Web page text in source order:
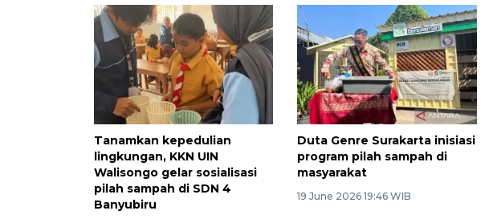
Tanamkan kepedulian
lingkungan, KKN UIN
Walisongo gelar sosialisasi
pilah sampah di SDN 4
Banyubiru
Duta Genre Surakarta inisiasi
program pilah sampah di
masyarakat
19 June 2026 19:46 WIB